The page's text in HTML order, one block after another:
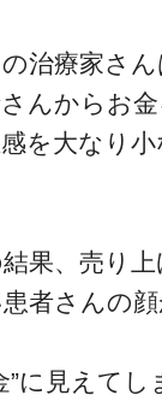
治療家さん
んからお
を大なり小
果、売り上
者さんの顔
”に見えてし